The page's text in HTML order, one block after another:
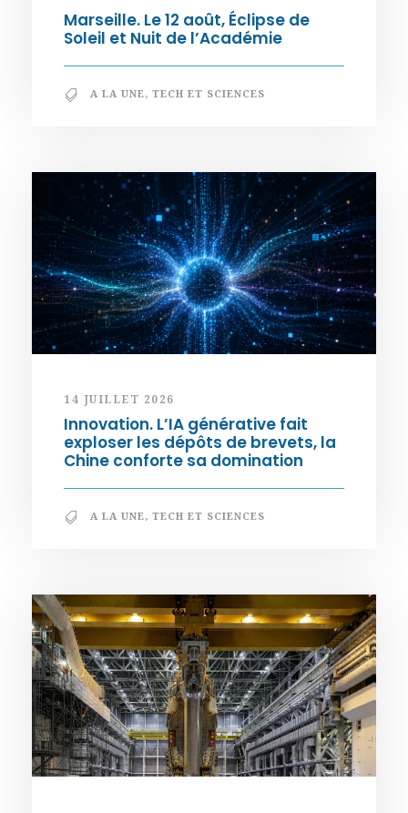
Marseille. Le 12 août, Éclipse de
Soleil et Nuit de l’Académie
A LA UNE, TECH ET SCIENCES
14 JUILLET 2026
Innovation. L’IA générative fait
exploser les dépôts de brevets, la
Chine conforte sa domination
A LA UNE, TECH ET SCIENCES